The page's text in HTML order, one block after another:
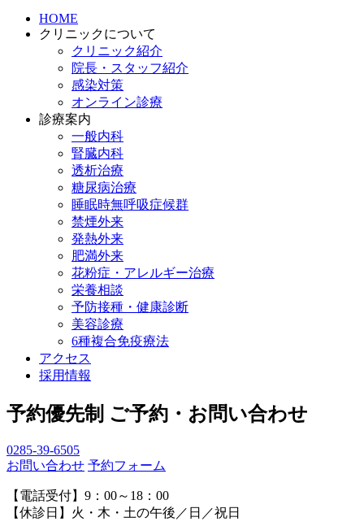
HOME
クリニックについて
クリニック紹介
院長・スタッフ紹介
感染対策
オンライン診療
診療案内
一般内科
腎臓内科
透析治療
糖尿病治療
睡眠時無呼吸症候群
禁煙外来
発熱外来
肥満外来
花粉症・アレルギー治療
栄養相談
予防接種・健康診断
美容診療
6種複合免疫療法
アクセス
採用情報
予約優先制 ご予約・お問い合わせ
0285-39-6505
お問い合わせ 予約フォーム
【電話受付】9：00～18：00
【休診日】火・木・土の午後／日／祝日